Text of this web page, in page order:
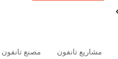
مشاريع تانفون مصنع تانفون